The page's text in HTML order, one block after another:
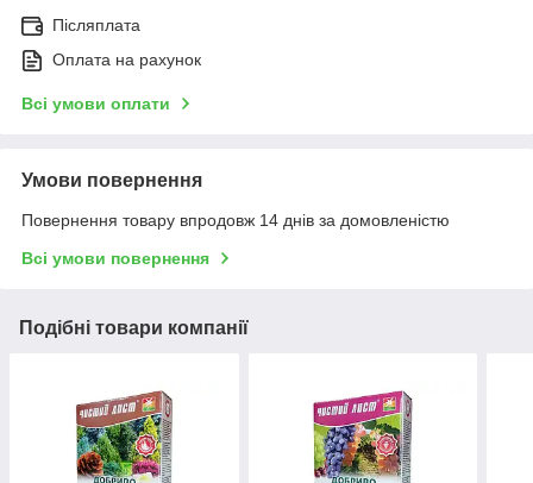
Післяплата
Оплата на рахунок
Всі умови оплати
Умови повернення
Повернення товару впродовж 14 днів за домовленістю
Всі умови повернення
Подібні товари компанії